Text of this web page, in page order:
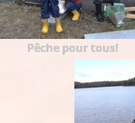
Pêche pour tous!